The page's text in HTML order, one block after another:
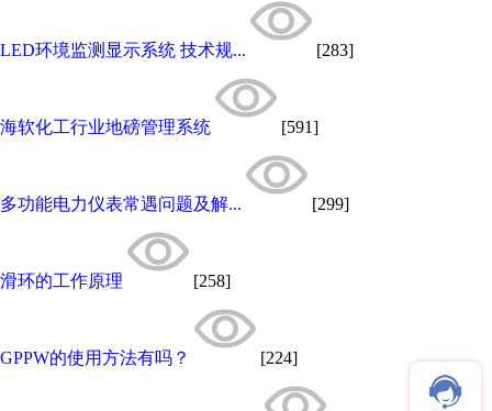
LED环境监测显示系统 技术规... [283]
海软化工行业地磅管理系统 [591]
多功能电力仪表常遇问题及解... [299]
滑环的工作原理 [258]
GPPW的使用方法有吗？ [224]